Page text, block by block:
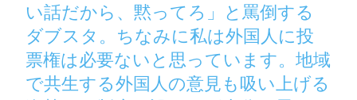
い話だから、黙ってろ」と罵倒する
ダブスタ。ちなみに私は外国人に投
票権は必要ないと思っています。地域
で共生する外国人の意見も吸い上げる